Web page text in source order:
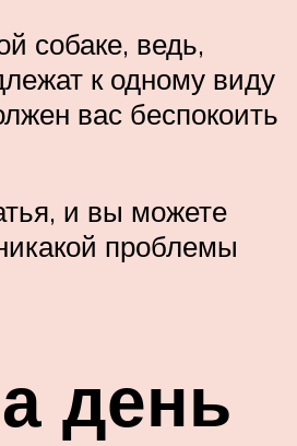
собаке, ведь,
к одному виду
вас беспокоить
и вы можете
проблемы
день